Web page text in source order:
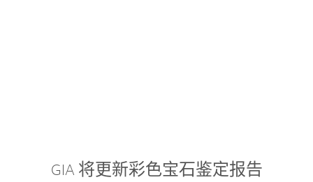
GIA 将更新彩色宝石鉴定报告